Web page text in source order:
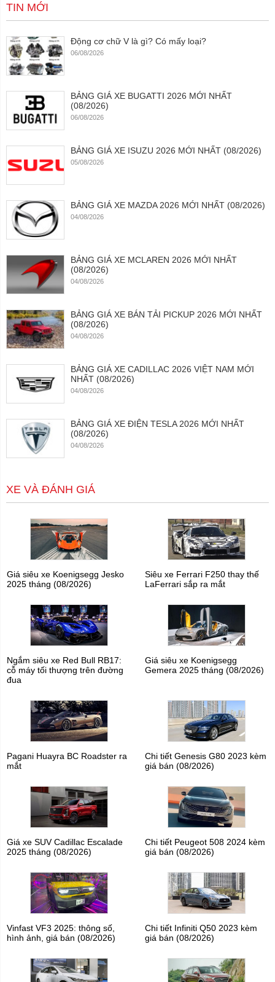
TIN MỚI
Động cơ chữ V là gì? Có mấy loại?
06/08/2026
BẢNG GIÁ XE BUGATTI 2026 MỚI NHẤT
(08/2026)
06/08/2026
BẢNG GIÁ XE ISUZU 2026 MỚI NHẤT (08/2026)
05/08/2026
BẢNG GIÁ XE MAZDA 2026 MỚI NHẤT (08/2026)
04/08/2026
BẢNG GIÁ XE MCLAREN 2026 MỚI NHẤT
(08/2026)
04/08/2026
BẢNG GIÁ XE BÁN TẢI PICKUP 2026 MỚI NHẤT
(08/2026)
04/08/2026
BẢNG GIÁ XE CADILLAC 2026 VIỆT NAM MỚI
NHẤT (08/2026)
04/08/2026
BẢNG GIÁ XE ĐIỆN TESLA 2026 MỚI NHẤT
(08/2026)
04/08/2026
XE VÀ ĐÁNH GIÁ
Giá siêu xe Koenigsegg Jesko
2025 tháng (08/2026)
Siêu xe Ferrari F250 thay thế
LaFerrari sắp ra mắt
Ngắm siêu xe Red Bull RB17:
cỗ máy tối thượng trên đường
đua
Giá siêu xe Koenigsegg
Gemera 2025 tháng (08/2026)
Pagani Huayra BC Roadster ra
mắt
Chi tiết Genesis G80 2023 kèm
giá bán (08/2026)
Giá xe SUV Cadillac Escalade
2025 tháng (08/2026)
Chi tiết Peugeot 508 2024 kèm
giá bán (08/2026)
Vinfast VF3 2025: thông số,
hình ảnh, giá bán (08/2026)
Chi tiết Infiniti Q50 2023 kèm
giá bán (08/2026)